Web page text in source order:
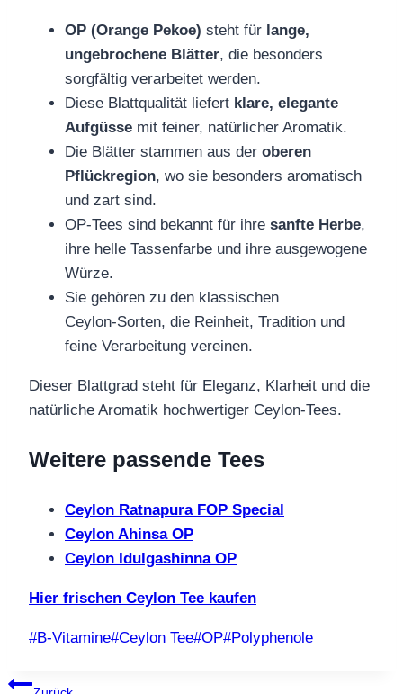
OP (Orange Pekoe) steht für lange,
ungebrochene Blätter, die besonders
sorgfältig verarbeitet werden.
Diese Blattqualität liefert klare, elegante
Aufgüsse mit feiner, natürlicher Aromatik.
Die Blätter stammen aus der oberen
Pflückregion, wo sie besonders aromatisch
und zart sind.
OP‑Tees sind bekannt für ihre sanfte Herbe,
ihre helle Tassenfarbe und ihre ausgewogene
Würze.
Sie gehören zu den klassischen
Ceylon‑Sorten, die Reinheit, Tradition und
feine Verarbeitung vereinen.
Dieser Blattgrad steht für Eleganz, Klarheit und die
natürliche Aromatik hochwertiger Ceylon‑Tees.
Weitere passende Tees
Ceylon Ratnapura FOP Special
Ceylon Ahinsa OP
Ceylon Idulgashinna OP
Hier frischen Ceylon Tee kaufen
Schlagworte:
#B-Vitamine#Ceylon Tee#OP#Polyphenole